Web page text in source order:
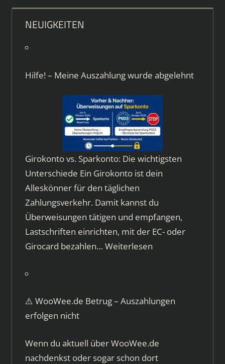
NEUIGKEITEN
Hilfe! – Meine Auszahlung wurde abgelehnt
Girokonto vs. Sparkonto: Die wichtigsten
Unterschiede Ein Girokonto ist dein
Alleskönner für den täglichen
Zahlungsverkehr. Damit kannst du
Überweisungen tätigen und empfangen,
Lastschriften einrichten, mit der EC- oder
Girocard bezahlen… Weiterlesen
⚠️ WooWee.de Betrug – Auszahlungen
erfolgen nicht
Wenn du aktuell über WooWee.de
nachdenkst oder sogar schon dort